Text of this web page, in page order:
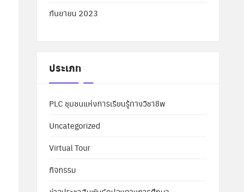
กันยายน 2023
ประเภท
PLC ชุมชนแห่งการเรียนรู้ทางวิชาชีพ
Uncategorized
Virtual Tour
กิจกรรม